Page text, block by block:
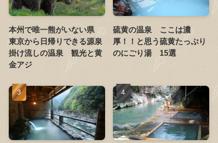
本州で唯一熊がいない県
東京から日帰りできる源泉
掛け流しの温泉 観光と黄
金アジ
硫黄の温泉 ここは濃
厚！！と思う硫黄たっぷり
のにごり湯 15選